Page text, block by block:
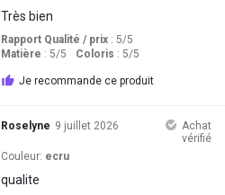
Très bien
Rapport Qualité / prix: 5/5
Matière : 5/5 Coloris : 5/5
Je recommande ce produit
Roselyne 9 juillet 2026
Achat
vérifié
Couleur: ecru
qualite